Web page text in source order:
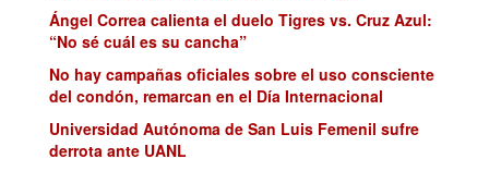
Ángel Correa calienta el duelo Tigres vs. Cruz Azul:
“No sé cuál es su cancha”
No hay campañas oficiales sobre el uso consciente
del condón, remarcan en el Día Internacional
Universidad Autónoma de San Luis Femenil sufre
derrota ante UANL